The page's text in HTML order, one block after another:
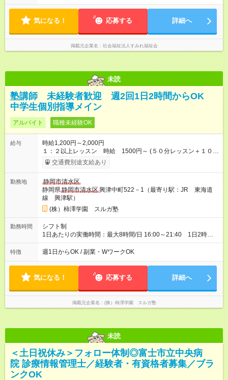
給与は本採用時と同じです。
時間 ※月～金・週平均実働40時間以内 ※残業ほぼなし 平均労働
単位） 7:30～18:00内でシフト勤務（休憩60分） 実働8時間 ※
気になる！ 応募する 詳細へ
掲載元企業名 社会福祉法人すみれ福祉会
未読
塾講師 未経験者歓迎 週2回1日2時間からOK
中学生個別指導メイン
アルバイト 職種未経験OK
給与
時給1,200円～2,000円
１：２以上レッスン 時給 1500円～ (５０分レッスン＋１０分
事務作業） １：１レッスン 時給 1,200円～ (５０分レッ
スン＋１０分事務作業） ※試用期間中は時給1100円です。期間
用期間あり 試用期間の長さ：3週間 ※ 雇用形態と給与に、本採
用時と異なる部分があります。 雇用形態：本採用時と同じで
す。 給与：時給 1,100円 ～ 1,100円
交通費別途支給あり
勤務地
静岡市清水区
静岡県静岡市清水区興津中町522－1（最寄り駅：JR 東海道
線 興津駅）
(株）柿澤学園 スルガ塾
勤務時間
シフト制
1日あたりの実働時間：最大8時間/日 16:00～21:40 1日2時
間、週１回からOK
特徴 週1日からOK / 副業・WワークOK
気になる！ 応募する 詳細へ
掲載元企業名 (株）柿澤学園 スルガ塾
未読
＜土日祝休み＞フォロー体制◎富士市立中央病
院 診療情報管理士／経験者・有資格者募集／ブラ
ンクOK